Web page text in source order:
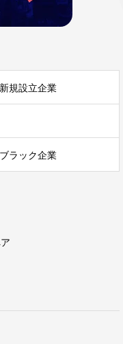
新規設立企業
ブラック企業